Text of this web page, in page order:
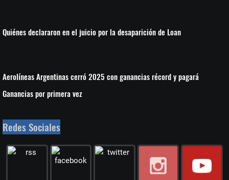
Quiénes declararon en el juicio por la desaparición de Loan
Aerolíneas Argentinas cerró 2025 con ganancias récord y pagará
Ganancias por primera vez
Redes Sociales